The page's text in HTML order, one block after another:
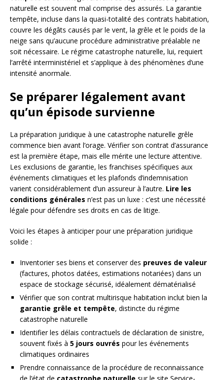
naturelle est souvent mal comprise des assurés. La garantie
tempête, incluse dans la quasi-totalité des contrats habitation,
couvre les dégâts causés par le vent, la grêle et le poids de la
neige sans qu’aucune procédure administrative préalable ne
soit nécessaire. Le régime catastrophe naturelle, lui, requiert
l’arrêté interministériel et s’applique à des phénomènes d’une
intensité anormale.
Se préparer légalement avant
qu’un épisode survienne
La préparation juridique à une catastrophe naturelle grêle
commence bien avant l’orage. Vérifier son contrat d’assurance
est la première étape, mais elle mérite une lecture attentive.
Les exclusions de garantie, les franchises spécifiques aux
événements climatiques et les plafonds d’indemnisation
varient considérablement d’un assureur à l’autre. Lire les
conditions générales n’est pas un luxe : c’est une nécessité
légale pour défendre ses droits en cas de litige.
Voici les étapes à anticiper pour une préparation juridique
solide :
Inventorier ses biens et conserver des preuves de valeur
(factures, photos datées, estimations notariées) dans un
espace de stockage sécurisé, idéalement dématérialisé
Vérifier que son contrat multirisque habitation inclut bien la
garantie grêle et tempête, distincte du régime
catastrophe naturelle
Identifier les délais contractuels de déclaration de sinistre,
souvent fixés à 5 jours ouvrés pour les événements
climatiques ordinaires
Prendre connaissance de la procédure de reconnaissance